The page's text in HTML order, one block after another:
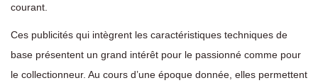
courant.
Ces publicités qui intègrent les caractéristiques techniques de
base présentent un grand intérêt pour le passionné comme pour
le collectionneur. Au cours d’une époque donnée, elles permettent